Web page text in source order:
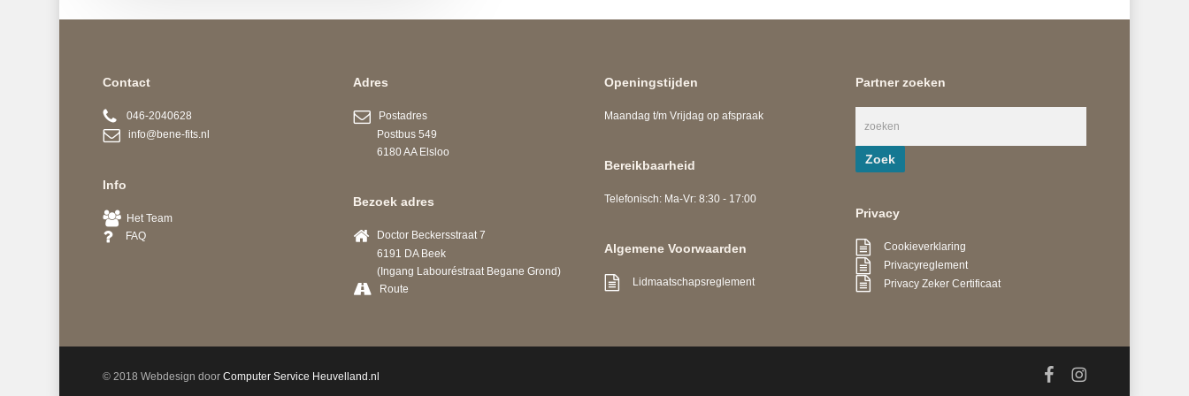
Contact
046-2040628
info@bene-fits.nl
Info
Het Team
FAQ
Adres
Postadres
Postbus 549
6180 AA Elsloo
Bezoek adres
Doctor Beckersstraat 7
6191 DA Beek
(Ingang Labouréstraat Begane Grond)
Route
Openingstijden
Maandag t/m Vrijdag op afspraak
Bereikbaarheid
Telefonisch: Ma-Vr: 8:30 - 17:00
Algemene Voorwaarden
Lidmaatschapsreglement
Partner zoeken
Privacy
Cookieverklaring
Privacyreglement
Privacy Zeker Certificaat
© 2018 Webdesign door Computer Service Heuvelland.nl facebookinstagram